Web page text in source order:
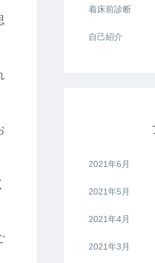
着床前診断
自己紹介
2021年6月
2021年5月
2021年4月
2021年3月